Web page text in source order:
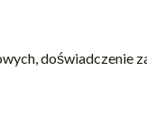
doświadczenie